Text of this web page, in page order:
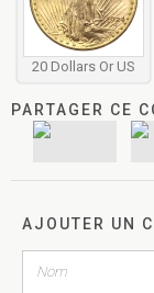
20 Dollars Or US
PARTAGER CE
AJOUTER UN